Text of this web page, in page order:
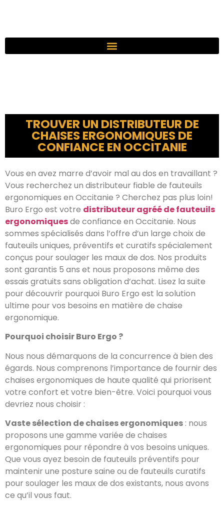
TROUVER UN DISTRIBUTEUR DE
CHAISES ERGONOMIQUES DE
CONFIANCE EN OCCITANIE
Vous en avez marre d’avoir mal au dos en travaillant ?
Vous recherchez un distributeur fiable de fauteuils
ergonomiques en Occitanie ? Cherchez pas plus loin!
Buro Ergo est votre distributeur agréé de fauteuils
ergonomiquesde confiance en Occitanie. Nous
sommes spécialisés dans l’offre d’un large choix de
fauteuils uniques, préventifs et curatifs spécialement
conçus pour soulager les maux de dos. Nos produits
sont garantis 5 ans et nous proposons même des
essais gratuits sans obligation d’achat. Lisez la suite
pour découvrir pourquoi Buro Ergo est la solution
ultime pour vos besoins en matière de chaise
ergonomique.
Pourquoi choisir Buro Ergo ?
Nous nous démarquons de la concurrence à bien des
égards. Nous comprenons l’importance de fournir des
chaises ergonomiques de haute qualité qui priorisent
votre confort et votre bien-être. Voici pourquoi vous
devriez nous choisir :
Vaste sélection de chaises ergonomiques : nous
proposons une gamme variée de chaises
ergonomiques pour répondre à vos besoins uniques.
Que vous ayez besoin de fauteuils préventifs pour
maintenir une posture saine ou de fauteuils curatifs
pour soulager les maux de dos existants, nous avons
ce qu’il vous faut.